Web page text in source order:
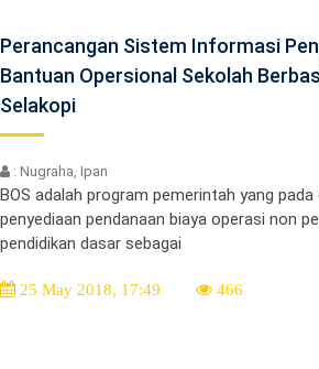
Perancangan Sistem Informasi
Bantuan Opersional Sekolah
Selakopi
: Nugraha, Ipan
BOS adalah program pemerintah yang
penyediaan pendanaan biaya operasi non
pendidikan dasar sebagai
25 May 2018, 17:49 466